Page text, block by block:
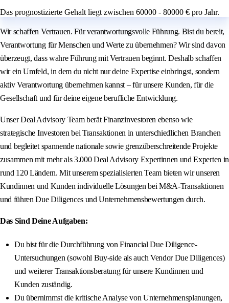
Das prognostizierte Gehalt liegt zwischen 60000 - 80000 € pro Jahr.
Wir schaffen Vertrauen. Für verantwortungsvolle Führung. Bist du bereit,
Verantwortung für Menschen und Werte zu übernehmen? Wir sind davon
überzeugt, dass wahre Führung mit Vertrauen beginnt. Deshalb schaffen
wir ein Umfeld, in dem du nicht nur deine Expertise einbringst, sondern
aktiv Verantwortung übernehmen kannst – für unsere Kunden, für die
Gesellschaft und für deine eigene berufliche Entwicklung.
Unser Deal Advisory Team berät Finanzinvestoren ebenso wie
strategische Investoren bei Transaktionen in unterschiedlichen Branchen
und begleitet spannende nationale sowie grenzüberschreitende Projekte
zusammen mit mehr als 3.000 Deal Advisory Expertinnen und Experten in
rund 120 Ländern. Mit unserem spezialisierten Team bieten wir unseren
Kundinnen und Kunden individuelle Lösungen bei M&A-Transaktionen
und führen Due Diligences und Unternehmensbewertungen durch.
Das Sind Deine Aufgaben:
Du bist für die Durchführung von Financial Due Diligence-
Untersuchungen (sowohl Buy-side als auch Vendor Due Diligences)
und weiterer Transaktionsberatung für unsere Kundinnen und
Kunden zuständig.
Du übernimmst die kritische Analyse von Unternehmensplanungen,